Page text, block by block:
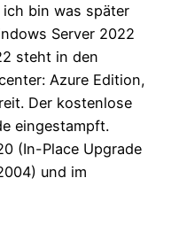
ich bin was später
Server 2022
steht in den
Azure Edition,
Der kostenlose
eingestampft.
(In-Place Upgrade
und im